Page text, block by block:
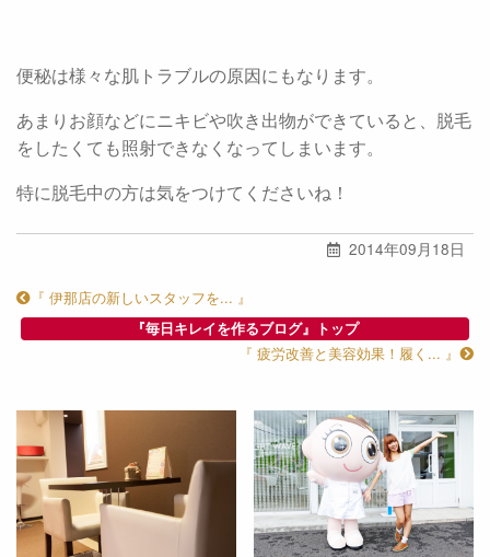
便秘は様々な肌トラブルの原因にもなります。
あまりお顔などにニキビや吹き出物ができていると、脱毛
をしたくても照射できなくなってしまいます。
特に脱毛中の方は気をつけてくださいね！
2014年09月18日
『 伊那店の新しいスタッフを... 』
『毎日キレイを作るブログ』トップ
『 疲労改善と美容効果！履く... 』